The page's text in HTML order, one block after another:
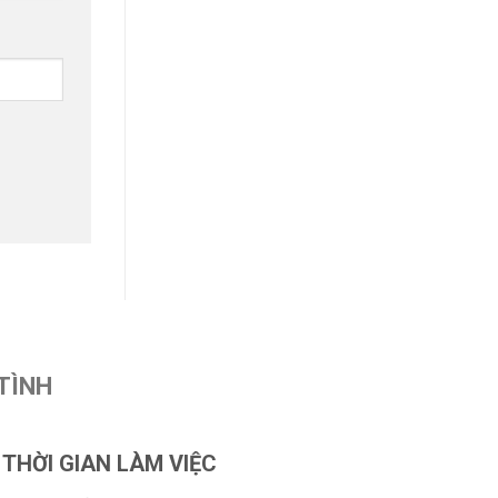
THỜI GIAN LÀM VIỆC